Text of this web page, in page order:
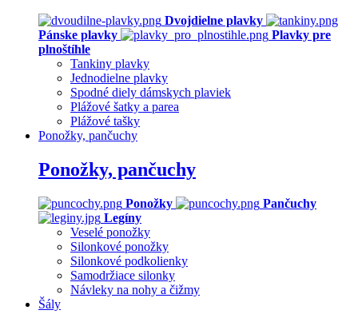
Dvojdielne plavky
Pánske plavky
Plavky pre
plnoštíhle
Tankiny plavky
Jednodielne plavky
Spodné diely dámskych plaviek
Plážové šatky a parea
Plážové tašky
Ponožky, pančuchy
Ponožky, pančuchy
Ponožky
Pančuchy
Legíny
Veselé ponožky
Silonkové ponožky
Silonkové podkolienky
Samodržiace silonky
Návleky na nohy a čižmy
Šály